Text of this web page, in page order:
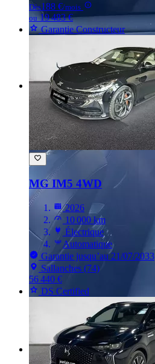
Dès188 €/mois
ou19 483 €
Garantie Constructeur
MG IM5 4WD
2026
10 000 km
Électrique
Automatique
Garantie jusqu’au 21/07/2033
Sallanches (74)
56 440 €
DS Certified